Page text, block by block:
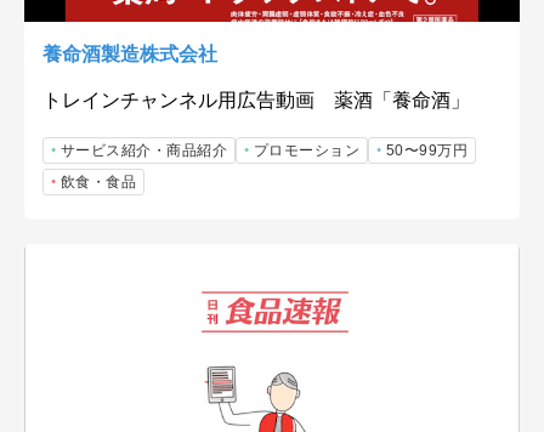
養命酒製造株式会社
トレインチャンネル用広告動画 薬酒「養命酒」
サービス紹介・商品紹介 プロモーション
50〜99万円
飲食・食品